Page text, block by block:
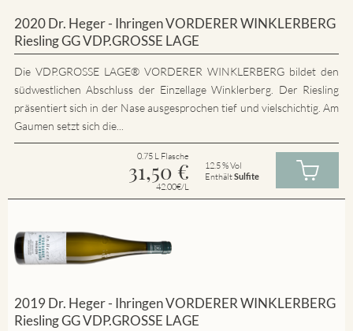
2020 Dr. Heger - Ihringen VORDERER WINKLERBERG
Riesling GG VDP.GROSSE LAGE
Die VDP.GROSSE LAGE® VORDERER WINKLERBERG bildet den
südwestlichen Abschluss der Einzellage Winklerberg. Der Riesling
präsentiert sich in der Nase ausgesprochen tief und vielschichtig. Am
Gaumen setzt sich die...
0.75 L Flasche
31,50 €
42.00€/L
12.5 % Vol
EnthältSulfite
2019 Dr. Heger - Ihringen VORDERER WINKLERBERG
Riesling GG VDP.GROSSE LAGE